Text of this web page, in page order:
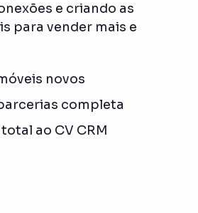
e criando as
para vender mais e
novos
completa
ao CV CRM